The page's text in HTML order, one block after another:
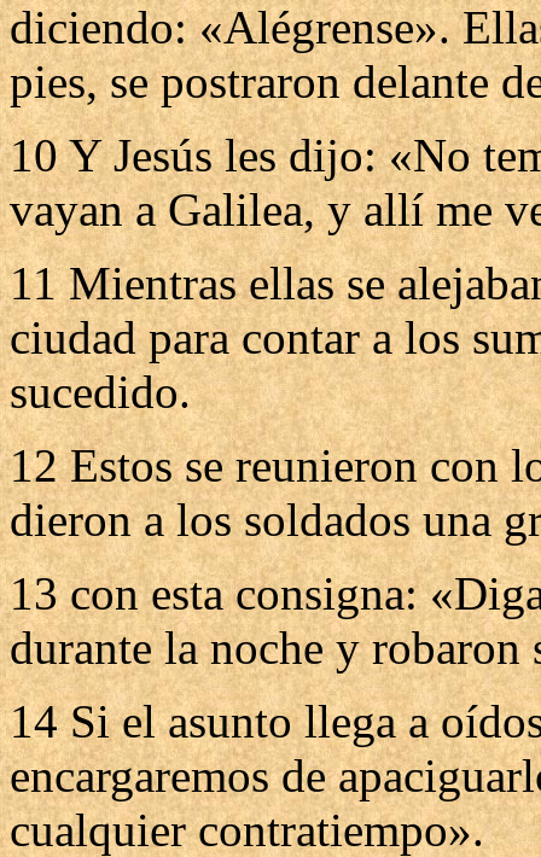
diciendo: «Alégrense».
pies, se postraron delante
10 Y Jesús les dijo: «No
vayan a Galilea, y allí me
11 Mientras ellas se
ciudad para contar a los
sucedido.
12 Estos se reunieron con
dieron a los soldados una
13 con esta consigna:
durante la noche y robaron
14 Si el asunto llega a
encargaremos de
cualquier contratiempo».